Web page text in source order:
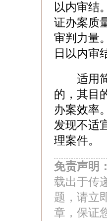
以内审结
证办案质
审判力量
日以内审
适用简
的，其目
办案效率
发现不适
理案件。
免责声明
载出于传
题，请立
章，保证